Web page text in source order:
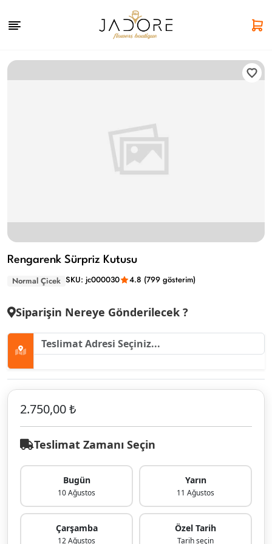
Rengarenk Sürpriz Kutusu
Normal Çicek SKU: jc000030 4.8 (799 gösterim)
Siparişin Nereye Gönderilecek ?
2.750,00 ₺
Teslimat Zamanı Seçin
Bugün
10 Ağustos
Yarın
11 Ağustos
Çarşamba
12 Ağustos
Özel Tarih
Tarih seçin